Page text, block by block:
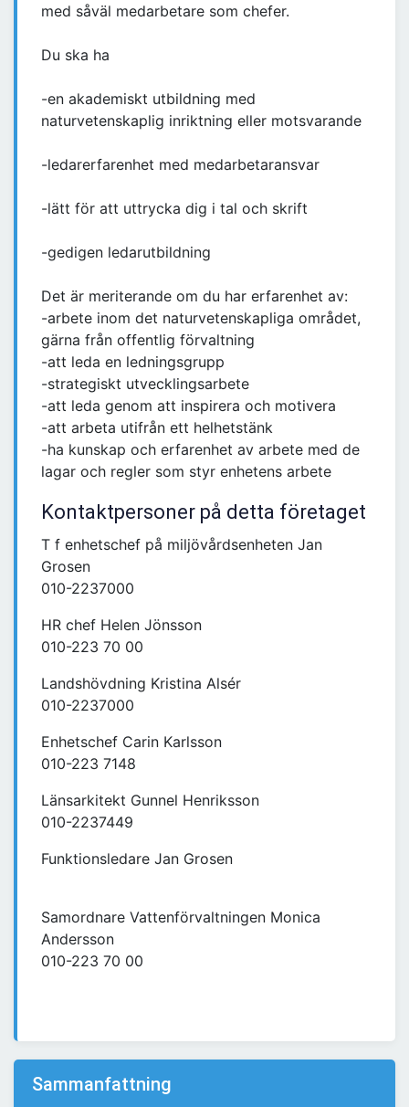
med såväl medarbetare som chefer.
Du ska ha
-en akademiskt utbildning med
naturvetenskaplig inriktning eller motsvarande
-ledarerfarenhet med medarbetaransvar
-lätt för att uttrycka dig i tal och skrift
-gedigen ledarutbildning
Det är meriterande om du har erfarenhet av:
-arbete inom det naturvetenskapliga området,
gärna från offentlig förvaltning
-att leda en ledningsgrupp
-strategiskt utvecklingsarbete
-att leda genom att inspirera och motivera
-att arbeta utifrån ett helhetstänk
-ha kunskap och erfarenhet av arbete med de
lagar och regler som styr enhetens arbete
Kontaktpersoner på detta företaget
T f enhetschef på miljövårdsenheten Jan
Grosen
010-2237000
HR chef Helen Jönsson
010-223 70 00
Landshövdning Kristina Alsér
010-2237000
Enhetschef Carin Karlsson
010-223 7148
Länsarkitekt Gunnel Henriksson
010-2237449
Funktionsledare Jan Grosen
Samordnare Vattenförvaltningen Monica
Andersson
010-223 70 00
Sammanfattning